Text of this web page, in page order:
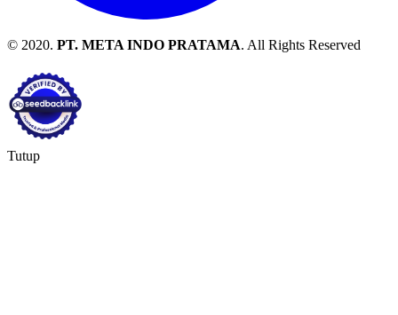
© 2020. PT. META INDO PRATAMA. All Rights Reserved
Tutup